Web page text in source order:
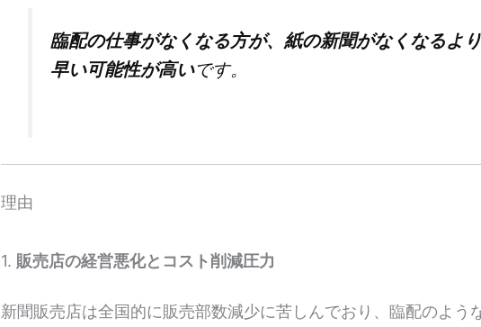
臨配の仕事がなくなる方が、紙の新聞がなくなるよ
早い可能性が高いです。
理由
1. 販売店の経営悪化とコスト削減圧力
新聞販売店は全国的に販売部数減少に苦しんでおり、臨配のよう